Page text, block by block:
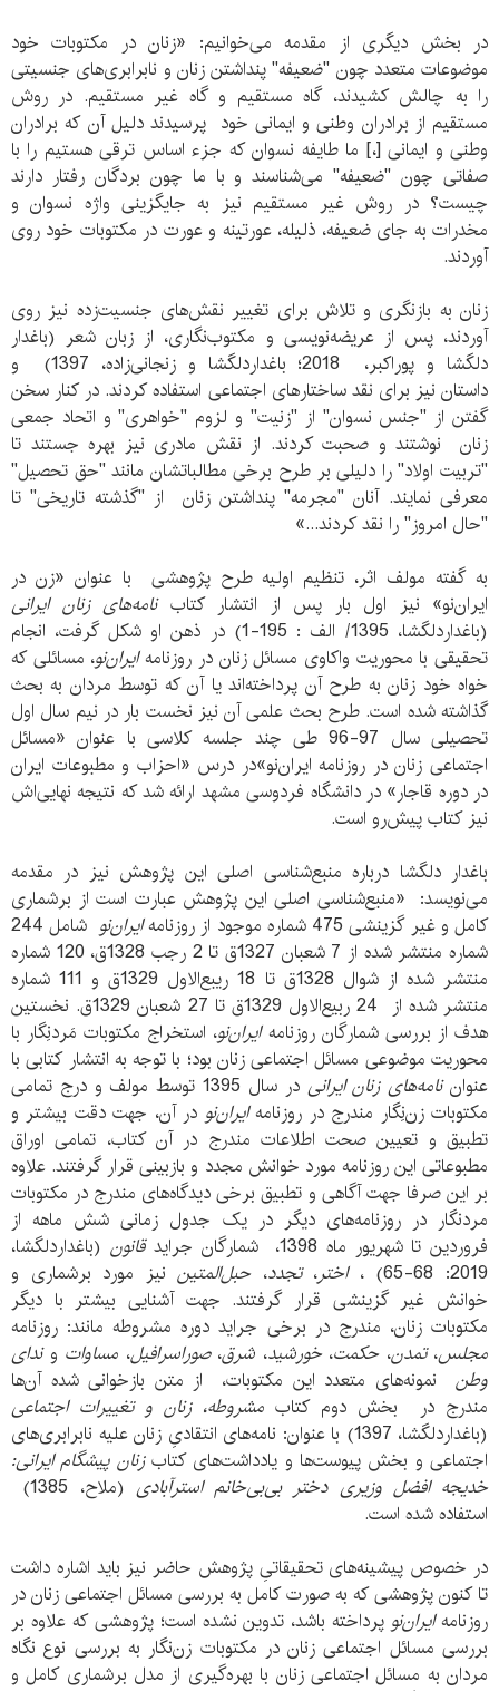
در بخش دیگری از مقدمه می‌خوانیم: «زنان در مکتوبات خود
موضوعات متعدد چون "ضعیفه" پنداشتن زنان و نابرابری‌های جنسیتی
را به چالش کشیدند، گاه مستقیم و گاه غیر مستقیم. در روش
مستقیم از برادران وطنی و ایمانی خود پرسیدند دلیل آن که برادران
وطنی و ایمانی [،] ما طایفه نسوان که جزء اساس ترقی هستیم را با
صفاتی چون "ضعیفه" می‌شناسند و با ما چون بردگان رفتار دارند
چیست؟ در روش غیر مستقیم نیز به جایگزینی واژه نسوان و
مخدرات به جای ضعیفه، ذلیله، عورتینه و عورت در مکتوبات خود روی
آوردند.
زنان به بازنگری و تلاش برای تغییر نقش‌های جنسیت‌زده نیز روی
آوردند، پس از عریضه‌نویسی و مکتوب‌نگاری، از زبان شعر (باغدار
دلگشا و پوراکبر، 2018؛ باغداردلگشا و زنجانی‌زاده، 1397) و
داستان نیز برای نقد ساختارهای اجتماعی استفاده کردند. در کنار سخن
گفتن از "جنس نسوان" از "زنیت" و لزوم "خواهری" و اتحاد جمعی
زنان نوشتند و صحبت کردند. از نقش مادری نیز بهره‌ جستند تا
"تربیت اولاد" را دلیلی بر طرح برخی مطالباتشان مانند "حق تحصیل"
معرفی نمایند. آنان "مجرمه" پنداشتن زنان از "گذشته تاریخی" تا
"حال امروز" را نقد کردند...»
به گفته مولف اثر، تنظیم اولیه طرح پژوهشی با عنوان «زن در
ایران‌نو» نیز اول بار پس از انتشار کتابنامه‌های زنان ایرانی
(باغداردلگشا، 1395/ الف : 195-1) در ذهن او شکل گرفت، انجام
تحقیقی با محوریت واکاوی مسائل زنان در روزنامهایران‌نو، مسائلی که
خواه خود زنان به طرح آن پرداخته‌اند یا آن که توسط مردان به بحث
گذاشته شده است. طرح بحث علمی آن نیز نخست بار در نیم سال اول
تحصیلی سال 97-96 طی چند جلسه کلاسی با عنوان «مسائل
اجتماعی زنان در روزنامه ایران‌نو»در درس «احزاب و مطبوعات ایران
در دوره قاجار» در دانشگاه فردوسی مشهد ارائه شد که نتیجه نهایی‌اش
نیز کتاب پیش‌رو است.
باغدار دلگشا درباره منبع‌شناسی اصلی این پژوهش نیز در مقدمه
می‌نویسد: «منبع‌شناسی اصلی این پژوهش عبارت است از برشماری
کامل و غیر گزینشی 475 شماره موجود از روزنامه
ایران‌نو
شامل 244
شماره منتشر شده از 7 شعبان 1327ق تا 2 رجب 1328ق، 120 شماره
منتشر شده از شوال 1328ق تا 18 ریبع‌الاول 1329ق و 111 شماره
منتشر شده از 24 ربیع‌الاول 1329ق تا 27 شعبان 1329ق. نخستین
هدف از بررسی شمارگان روزنامهایران‌نو، استخراج مکتوبات مَردنِگار با
محوریت موضوعی مسائل اجتماعی زنان بود؛ با توجه به انتشار کتابی با
عنواننامه‌های زنان ایرانی
در سال 1395 توسط مولف و درج تمامی
مکتوبات زن‌نِگار مندرج در روزنامهایران‌نو در آن، جهت دقت بیشتر و
تطبیق و تعیین صحت اطلاعات مندرج در آن کتاب، تمامی اوراق
مطبوعاتی این روزنامه مورد خوانش مجدد و بازبینی قرار گرفتند. علاوه
بر این صرفا جهت آگاهی و تطبیق برخی دیدگاه‌های مندرج در مکتوبات
مردنگار در روزنامه‌های دیگر در یک جدول زمانی شش ماهه از
فروردین تا شهریور ماه 1398، شمارگان جراید
قانون (باغداردلگشا،
2019: 68-65) ،
اختر،تجدد،حبل‌المتیننیز مورد برشماری و
خوانش غیر گزینشی قرار گرفتند. جهت آشنایی بیشتر با دیگر
مکتوبات زنان، مندرج در برخی جراید دوره مشروطه مانند: روزنامه
مجلس،تمدن،حکمت،خورشید، شرق،صوراسرافیل، مساوات وندای
وطن نمونه‌های متعدد این مکتوبات، از متن بازخوانی شده آن‌ها
مندرج در بخش دوم کتاب مشروطه، زنان و تغییرات اجتماعی
(باغداردلگشا، 1397) با عنوان: نامه‌های انتقادیِ زنان علیه نابرابری‌های
اجتماعی و بخش پیوست‌ها و یادداشت‌های کتابزنان پیشگام ایرانی:
خدیجه افضل وزیری دختر بی‌بی‌خانم استرآبادی
(ملاح، 1385)
استفاده شده است.
در خصوص پیشینه‌های تحقیقاتیِ پژوهش حاضر نیز باید اشاره داشت
تا کنون پژوهشی که به صورت کامل به بررسی مسائل اجتماعی زنان در
روزنامهایران‌نو پرداخته باشد، تدوین نشده است؛ پژوهشی که علاوه بر
بررسی مسائل اجتماعی زنان در مکتوبات زن‌نگار به بررسی نوع نگاه‌
مردان به مسائل اجتماعی زنان با بهره‌گیری از مدل برشماری کامل و